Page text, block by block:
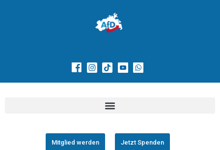
Mitglied werden Jetzt Spenden